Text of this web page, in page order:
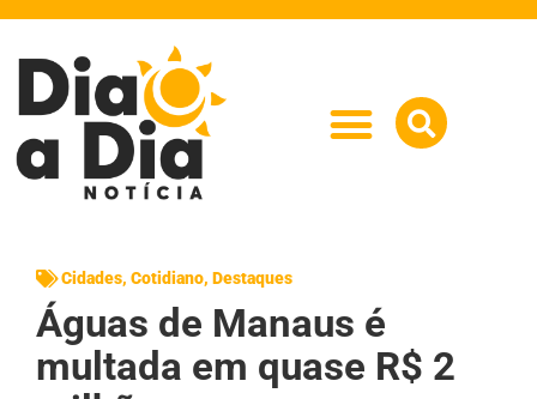
Cidades, Cotidiano, Destaques
Águas de Manaus é
multada em quase R$ 2